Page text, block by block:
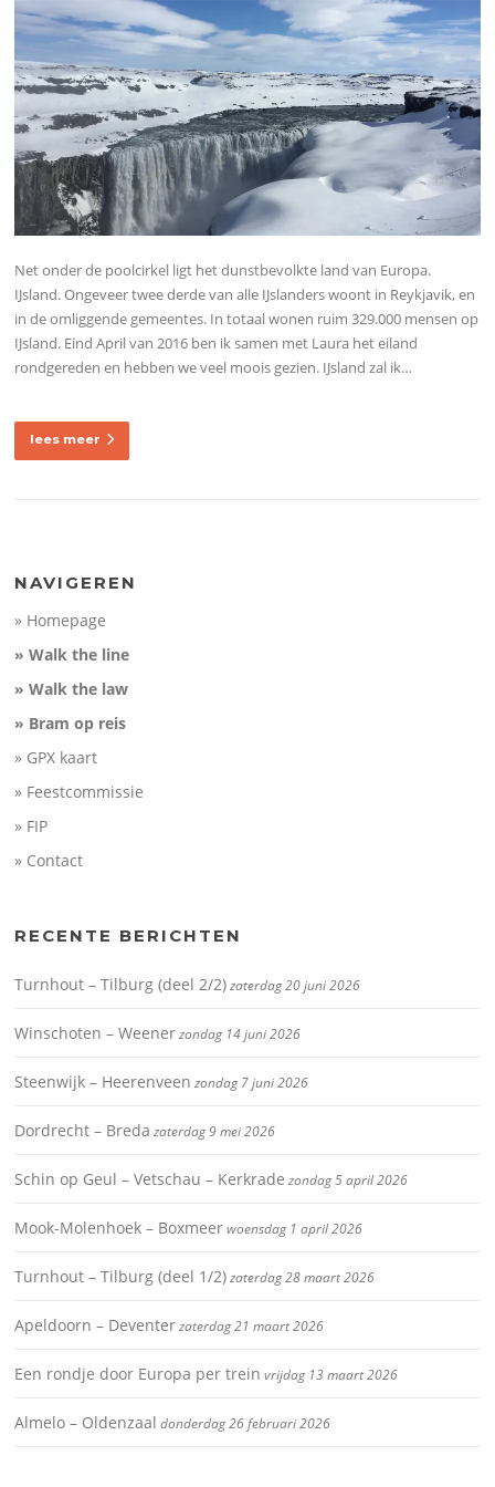
Net onder de poolcirkel ligt het dunstbevolkte land van Europa.
IJsland. Ongeveer twee derde van alle IJslanders woont in Reykjavik, en
in de omliggende gemeentes. In totaal wonen ruim 329.000 mensen op
IJsland. Eind April van 2016 ben ik samen met Laura het eiland
rondgereden en hebben we veel moois gezien. IJsland zal ik…
lees meer
NAVIGEREN
» Homepage
» Walk the line
» Walk the law
» Bram op reis
» GPX kaart
» Feestcommissie
» FIP
» Contact
RECENTE BERICHTEN
Turnhout – Tilburg (deel 2/2)zaterdag 20 juni 2026
Winschoten – Weenerzondag 14 juni 2026
Steenwijk – Heerenveen zondag 7 juni 2026
Dordrecht – Breda zaterdag 9 mei 2026
Schin op Geul – Vetschau – Kerkrade zondag 5 april 2026
Mook-Molenhoek – Boxmeerwoensdag 1 april 2026
Turnhout – Tilburg (deel 1/2)zaterdag 28 maart 2026
Apeldoorn – Deventerzaterdag 21 maart 2026
Een rondje door Europa per trein vrijdag 13 maart 2026
Almelo – Oldenzaal donderdag 26 februari 2026